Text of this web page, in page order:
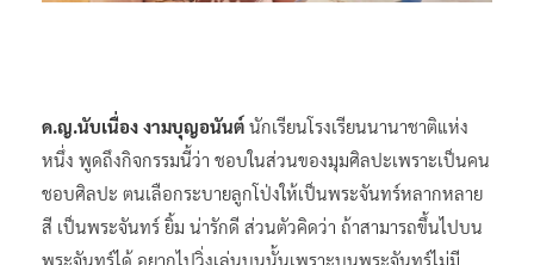
ด.ญ.นับเนื่อง งามบุญอนันต์ นักเรียนโรงเรียนนานาชาติแห่ง
หนึ่ง พูดถึงกิจกรรมนี้ว่า ชอบในส่วนของมุมศิลปะเพราะเป็นคน
ชอบศิลปะ ตนเลือกระบายลูกโป่งให้เป็นพระจันทร์หลากหลาย
สี เป็นพระจันทร์ ยิ้ม น่ารักดี ส่วนตัวคิดว่า ถ้าสามารถขึ้นไปบน
พระจันทร์ได้ อยากไปวิ่งเล่นบนนั้นเพราะบนพระจันทร์ไม่มี